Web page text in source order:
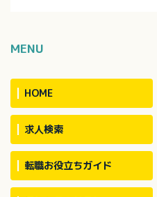
MENU
HOME
求人検索
転職お役立ちガイド